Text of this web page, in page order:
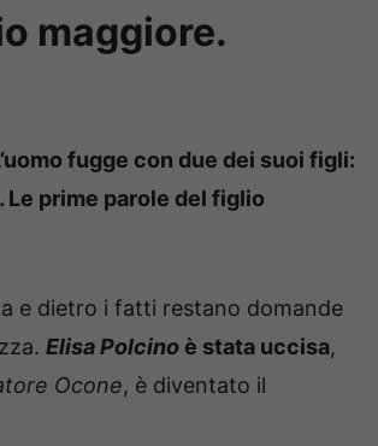
maggiore.
fugge con due dei suoi figli:
Le prime parole del figlio
e dietro i fatti restano domande
Elisa Polcino è stata uccisa,
Ocone, è diventato il